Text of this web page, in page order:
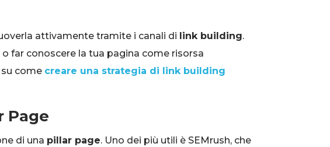
attivamente tramite i canali di link building.
far conoscere la tua pagina come risorsa
come creare una strategia di link building
Page
di una pillar page. Uno dei più utili è SEMrush, che